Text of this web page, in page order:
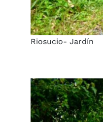
Riosucio- Jardín